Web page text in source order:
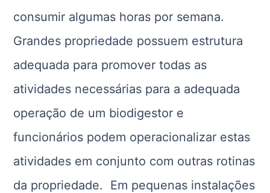
consumir algumas horas por semana.
Grandes propriedade possuem estrutura
adequada para promover todas as
atividades necessárias para a adequada
operação de um biodigestor e
funcionários podem operacionalizar estas
atividades em conjunto com outras rotinas
da propriedade. Em pequenas instalações